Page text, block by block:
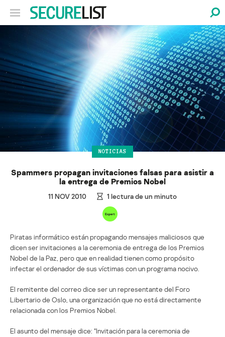
NOTICIAS
Spammers propagan invitaciones falsas para asistir a
la entrega de Premios Nobel
11 NOV 2010 1 lectura de un minuto
Piratas informático están propagando mensajes maliciosos que
dicen ser invitaciones a la ceremonia de entrega de los Premios
Nobel de la Paz, pero que en realidad tienen como propósito
infectar el ordenador de sus víctimas con un programa nocivo.
El remitente del correo dice ser un representante del Foro
Libertario de Oslo, una organización que no está directamente
relacionada con los Premios Nobel.
El asunto del mensaje dice: “Invitación para la ceremonia de